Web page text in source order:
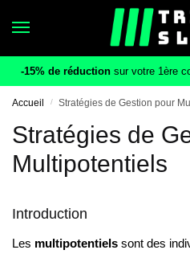
-15% de réduction sur votre 1ère
Accueil / Stratégies de Gestion pour
Stratégies de
Multipotentiels
Introduction
Les multipotentiels sont des